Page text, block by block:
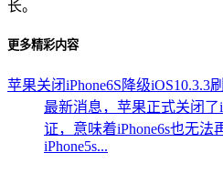
长。
更多精彩内容
苹果关闭iPhone6S降级iOS10.3.3
最新消息，苹果正式关闭了
证，意味着iPhone6s也无法
iPhone5s...